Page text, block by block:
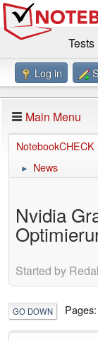
Tests
Benchmarks /
Forum
Log in
Main Menu
► News
Nvidia
Started by
GO DOWN Pages